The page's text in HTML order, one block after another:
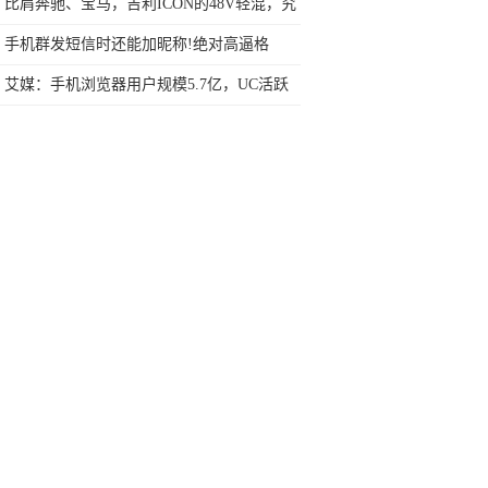
比肩奔驰、宝马，吉利ICON的48V轻混，究
竟牛在哪儿？
手机群发短信时还能加昵称!绝对高逼格
艾媒：手机浏览器用户规模5.7亿，UC活跃